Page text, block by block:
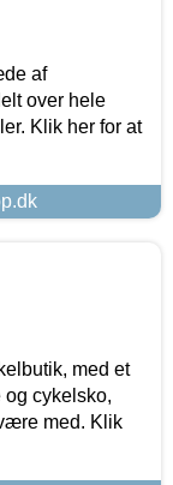
af
over hele
Klik her for at
med et
og cykelsko,
med. Klik